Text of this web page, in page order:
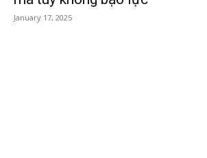
January 17, 2025